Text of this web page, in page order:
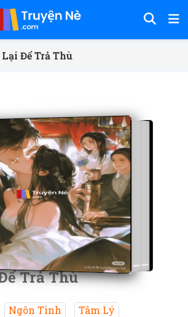
Lại Để Trả Thù
Trả Thù
Ngôn Tình
Tâm Lý